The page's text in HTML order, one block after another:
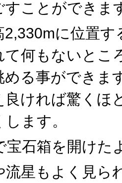
すことができま
2,330mに位置
て何もないとこ
める事ができま
良ければ驚くほ
ます。
宝石箱を開けた
流星もよく見ら